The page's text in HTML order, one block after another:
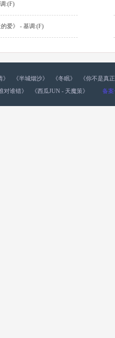
:(F)
的爱》 - 基调:(F)
《半城烟沙》 《冬眠》
《你不是真
对谁错》 《西瓜JUN - 天魔策》 备